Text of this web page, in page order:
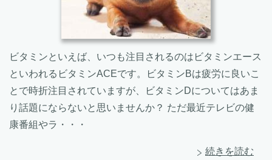
ビタミンといえば、いつも注目されるのはビタミンエース
といわれるビタミンACEです。ビタミンBは疲労に良いこ
とで時折注目されていますが、ビタミンDについてはあま
り話題にならないと思いませんか？ ただ最近テレビの健
康番組やラ・・・
続きを読む